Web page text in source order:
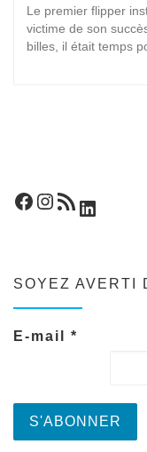
Le premier flipper
victime de son
billes, il était temps
Facebook
Instagram
Flux RSS
LinkedIn
SOYEZ AVERTI
E-mail *